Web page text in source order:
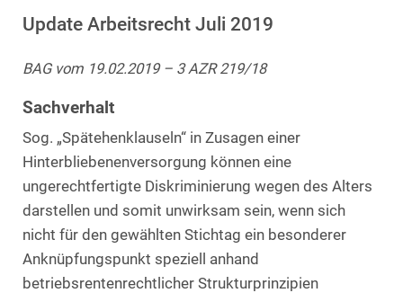
Update Arbeitsrecht Juli 2019
BAG vom 19.02.2019 – 3 AZR 219/18
Sachverhalt
Sog. „Spätehenklauseln“ in Zusagen einer
Hinterbliebenenversorgung können eine
ungerechtfertigte Diskriminierung wegen des Alters
darstellen und somit unwirksam sein, wenn sich
nicht für den gewählten Stichtag ein besonderer
Anknüpfungspunkt speziell anhand
betriebsrentenrechtlicher Strukturprinzipien